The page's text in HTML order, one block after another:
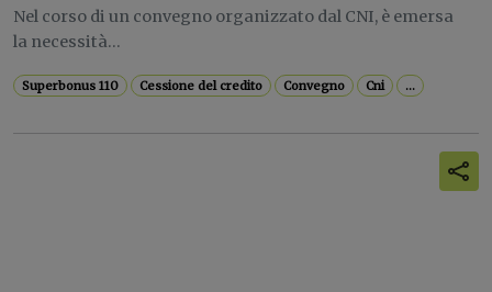
Nel corso di un convegno organizzato dal CNI, è emersa
la necessità...
Superbonus 110 Cessione del credito Convegno Cni ...